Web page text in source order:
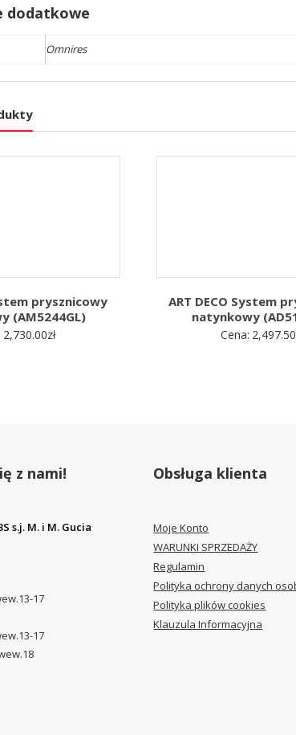
dodatkowe
Omnires
prysznicowy
(AM5244GL)
2,730.00zł
ART DECO System
natynkowy
Cena: 2,497.50
z nami!
s.j. M. i M. Gucia
17
17
Obsługa klienta
Moje Konto
WARUNKI SPRZEDAŻY
Regulamin
Polityka ochrony danych
Polityka plików cookies
Klauzula Informacyjna